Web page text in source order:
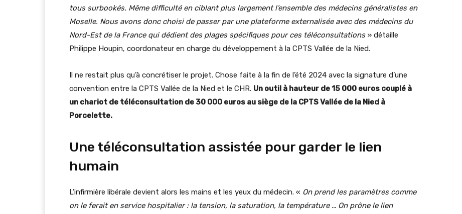
tous surbookés. Même difficulté en ciblant plus largement l’ensemble des médecins généralistes en
Moselle. Nous avons donc choisi de passer par une plateforme externalisée avec des médecins du
Nord-Est de la France qui dédient des plages spécifiques pour ces téléconsultations» détaille
Philippe Houpin, coordonateur en charge du développement à la CPTS Vallée de la Nied.
Il ne restait plus qu’à concrétiser le projet. Chose faite à la fin de l’été 2024 avec la signature d’une
convention entre la CPTS Vallée de la Nied et le CHR. Un outil à hauteur de 15 000 euros couplé à
un chariot de téléconsultation de 30 000 euros au siège de la CPTS Vallée de la Nied à
Porcelette.
Une téléconsultation assistée pour garder le lien
humain
L’infirmière libérale devient alors les mains et les yeux du médecin. « On prend les paramètres comme
on le ferait en service hospitalier : la tension, la saturation, la température … On prône le lien